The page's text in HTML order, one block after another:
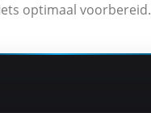
optimaal voorbereid.